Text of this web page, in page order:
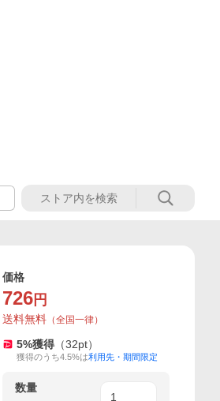
価格
726 円
送料無料 （全国一律）
5%獲得 （32pt）
獲得のうち4.5%は利用先・期間限定
数量